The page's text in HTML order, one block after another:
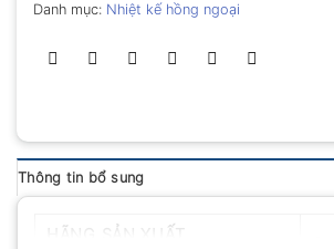
Danh mục: Nhiệt kế hồng ngoại
Thông tin bổ sung